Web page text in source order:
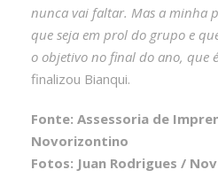
nunca vai faltar. Mas a minha
que seja em prol do grupo e
o objetivo no final do ano, que
finalizou Bianqui.
Fonte: Assessoria de
Novorizontino
Fotos: Juan Rodrigues /